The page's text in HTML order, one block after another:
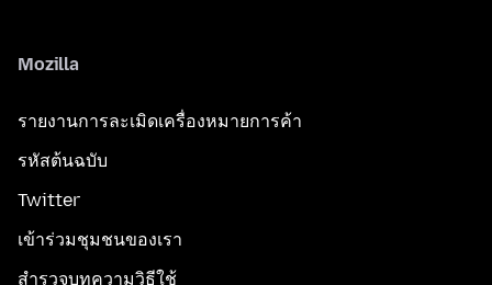
Mozilla
รายงานการละเมิดเครื่องหมายการค้า
รหัสต้นฉบับ
Twitter
เข้าร่วมชุมชนของเรา
สำรวจบทความวิธีใช้